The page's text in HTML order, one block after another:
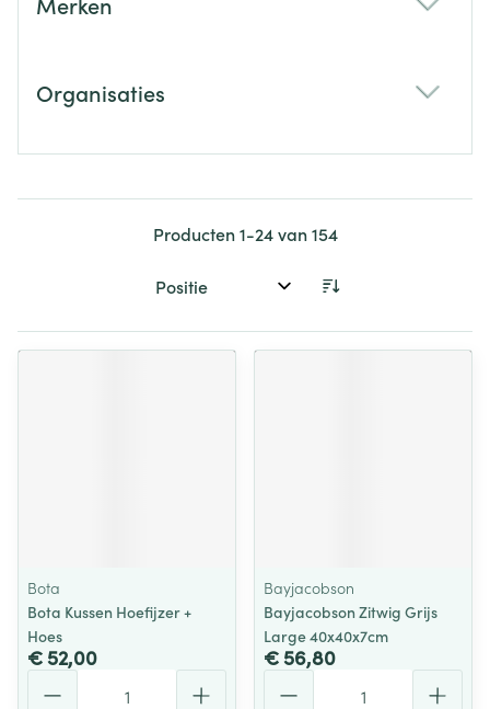
Organisaties
Producten1-24van154
Sorteer op:
Bota
Bota Kussen Hoefijzer +
Hoes
€ 52,00
Bayjacobson
Bayjacobson Zitwig Grijs
Large 40x40x7cm
€ 56,80